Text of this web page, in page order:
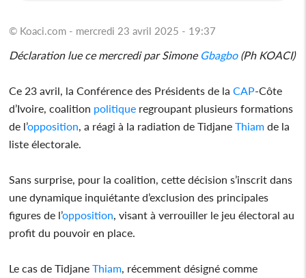
© Koaci.com - mercredi 23 avril 2025 - 19:37
Déclaration lue ce mercredi par Simone Gbagbo(Ph KOACI)
Ce 23 avril, la Conférence des Présidents de laCAP-Côte
d’Ivoire, coalition politique regroupant plusieurs formations
de l’opposition , a réagi à la radiation de TidjaneThiam de la
liste électorale.
Sans surprise, pour la coalition, cette décision s’inscrit dans
une dynamique inquiétante d’exclusion des principales
figures de l’opposition , visant à verrouiller le jeu électoral au
profit du pouvoir en place.
Le cas de TidjaneThiam , récemment désigné comme